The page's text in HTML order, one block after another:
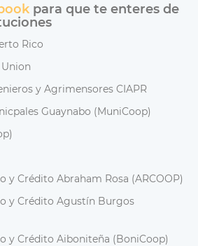
para que te enteres de
Rico
y Agrimensores CIAPR
Guaynabo (MuniCoop)
y Crédito Abraham Rosa (ARCOOP)
y Crédito Agustín Burgos
y Crédito Aiboniteña (BoniCoop)